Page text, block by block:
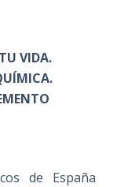
VIDA.
de España